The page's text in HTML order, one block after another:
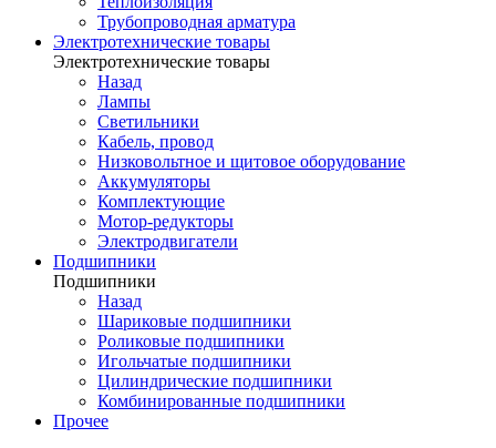
Трубопроводная арматура
Электротехнические товары
Электротехнические товары
Назад
Лампы
Светильники
Кабель, провод
Низковольтное и щитовое оборудование
Аккумуляторы
Комплектующие
Мотор-редукторы
Электродвигатели
Подшипники
Подшипники
Назад
Шариковые подшипники
Роликовые подшипники
Игольчатые подшипники
Цилиндрические подшипники
Комбинированные подшипники
Прочее